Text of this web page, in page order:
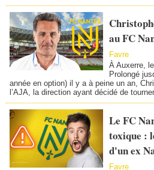
au FC
Favre
À Auxerre,
Prolongé
année en option) il y a à peine un an,
l’AJA, la direction ayant décidé de
Le FC
toxique :
d'un ex
Favre